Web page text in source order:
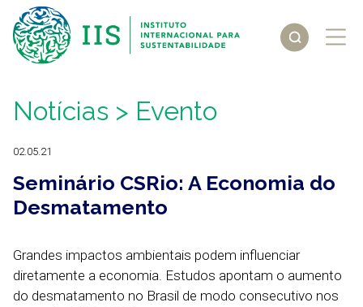
Notícias > Evento
02.05.21
Seminário CSRio: A Economia do
Desmatamento
Grandes impactos ambientais podem influenciar
diretamente a economia. Estudos apontam o aumento
do desmatamento no Brasil de modo consecutivo nos